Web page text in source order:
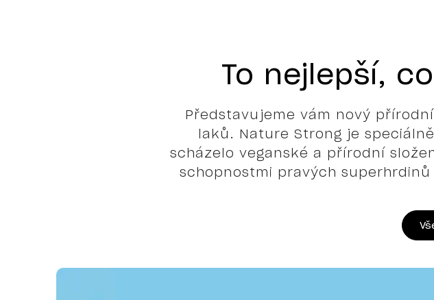
To nejlepší,
Představujeme vám nový
laků. Nature Strong je
scházelo veganské a přírodní
schopnostmi pravých